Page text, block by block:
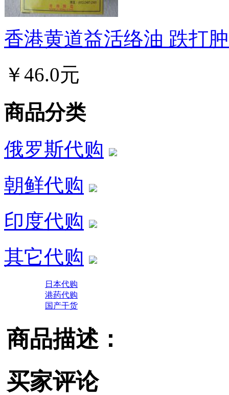
香港黄道益活络油 跌打
￥46.0元
商品分类
俄罗斯代购
朝鲜代购
印度代购
其它代购
日本代购
港药代购
国产干货
商品描述：
买家评论